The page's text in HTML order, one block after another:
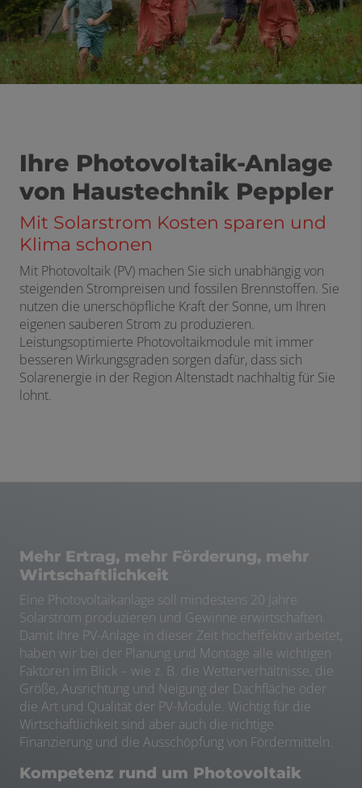
Ihre Photovoltaik-Anlage
von Haustechnik Peppler
Mit Solarstrom Kosten sparen und
Klima schonen
Mit Photovoltaik (PV) machen Sie sich unabhängig von
steigenden Strompreisen und fossilen Brennstoffen. Sie
nutzen die unerschöpfliche Kraft der Sonne, um Ihren
eigenen sauberen Strom zu produzieren.
Leistungsoptimierte Photovoltaikmodule mit immer
besseren Wirkungsgraden sorgen dafür, dass sich
Solarenergie in der Region Altenstadt nachhaltig für Sie
lohnt.
Mehr Ertrag, mehr Förderung, mehr
Wirtschaftlichkeit
Eine Photovoltaikanlage soll mindestens 20 Jahre
Solarstrom produzieren und Gewinne erwirtschaften.
Damit Ihre PV-Anlage in dieser Zeit hocheffektiv arbeitet,
haben wir bei der Planung und Montage alle wichtigen
Faktoren im Blick – wie z. B. die Wetterverhältnisse, die
Größe, Ausrichtung und Neigung der Dachfläche oder
die Art und Qualität der PV-Module. Wichtig für die
Wirtschaftlichkeit sind aber auch die richtige
Finanzierung und die Ausschöpfung von Fördermitteln.
Kompetenz rund um Photovoltaik